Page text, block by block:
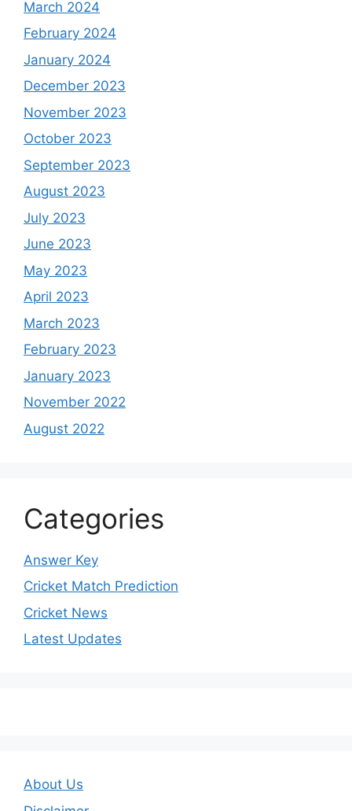
March 2024
February 2024
January 2024
December 2023
November 2023
October 2023
September 2023
August 2023
July 2023
June 2023
May 2023
April 2023
March 2023
February 2023
January 2023
November 2022
August 2022
Categories
Answer Key
Cricket Match Prediction
Cricket News
Latest Updates
About Us